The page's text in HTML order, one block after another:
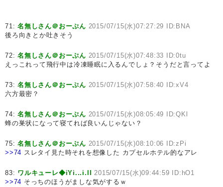
71:名無しさん＠おーぷん 2015/07/15(水)07:27:29 ID:BNA
後ろ向きとか吐きそう
72:名無しさん＠おーぷん 2015/07/15(水)07:48:33 ID:0tu
えっこれって飛行中は冷凍睡眠に入るんでしょ？そうだと言ってよ
73:名無しさん＠おーぷん 2015/07/15(水)07:58:40 ID:xV4
六方最密？
74:名無しさん＠おーぷん 2015/07/15(水)08:05:49 ID:QKl
蜂の巣状になって寝てれば良いんじゃない？
75:名無しさん＠おーぷん 2015/07/15(水)08:10:06 ID:zPi
>>74 スレタイ見た時それを想像した カプセルホテル的なアレ
83: ワルキューレ◆iYi...i.lI
2015/07/15(水)09:44:59 ID:hO1
>>74 そっちのほうがましな気がするｗ